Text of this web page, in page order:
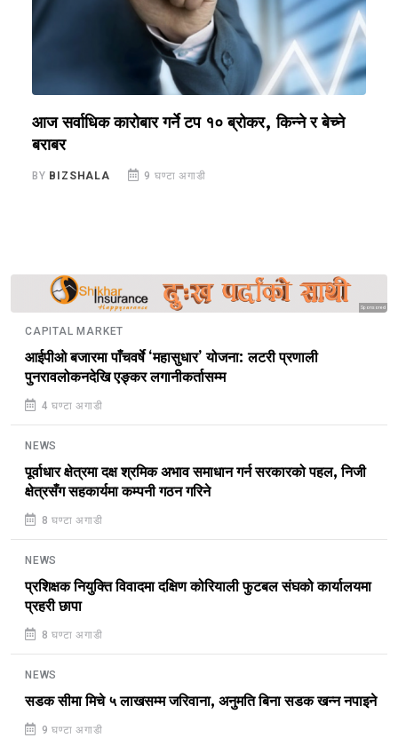
आज सर्वाधिक कारोबार गर्ने टप १० ब्रोकर, किन्ने र बेच्ने
बराबर
BY BIZSHALA 9 घण्टा अगाडी
Sponsored
CAPITAL MARKET
आईपीओ बजारमा पाँचवर्षे ‘महासुधार’ योजना: लटरी प्रणाली
पुनरावलोकनदेखि एङ्कर लगानीकर्तासम्म
4 घण्टा अगाडी
NEWS
पूर्वाधार क्षेत्रमा दक्ष श्रमिक अभाव समाधान गर्न सरकारको पहल, निजी
क्षेत्रसँग सहकार्यमा कम्पनी गठन गरिने
8 घण्टा अगाडी
NEWS
प्रशिक्षक नियुक्ति विवादमा दक्षिण कोरियाली फुटबल संघको कार्यालयमा
प्रहरी छापा
8 घण्टा अगाडी
NEWS
सडक सीमा मिचे ५ लाखसम्म जरिवाना, अनुमति बिना सडक खन्न नपाइने
9 घण्टा अगाडी